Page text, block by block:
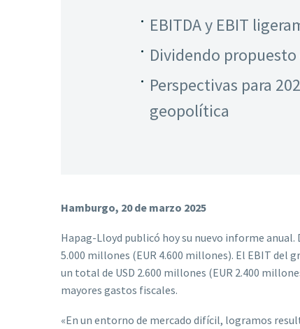
EBITDA y EBIT
Dividendo propuesto
Perspectivas para
geopolítica
Hamburgo, 20 de marzo 2025
Hapag-Lloyd publicó hoy su nuevo informe
5.000 millones (EUR 4.600 millones). El EBIT del
un total de USD 2.600 millones (EUR 2.400
mayores gastos fiscales.
«En un entorno de mercado difícil, logramos